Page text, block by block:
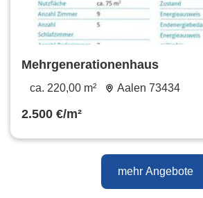
Mehrgenerationenhaus
ca. 220,00 m² Aalen 73434
2.500 €/m²
mehr Angebote